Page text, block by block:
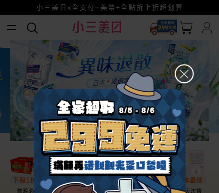
賺美幣~換好禮~立即換GO~
小三美日x全支付~美幣+全點折上折超划算
幫老爸清空購物車！